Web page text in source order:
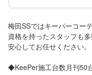
梅田SSではキーパーコー
資格を持ったスタッフも多
安心してお任せください。
◆KeePer施工台数月刊50